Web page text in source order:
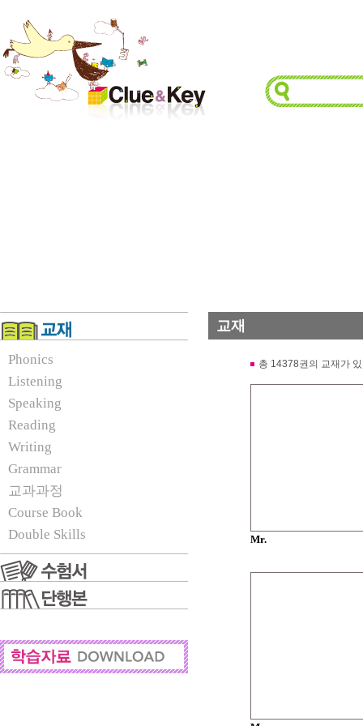
Phonics
Listening
Speaking
Reading
Writing
Grammar
교과과정
Course Book
Double Skills
교재
총 14378권의 교재가
Mr.